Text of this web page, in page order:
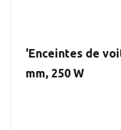
'Enceintes de
mm, 250 W